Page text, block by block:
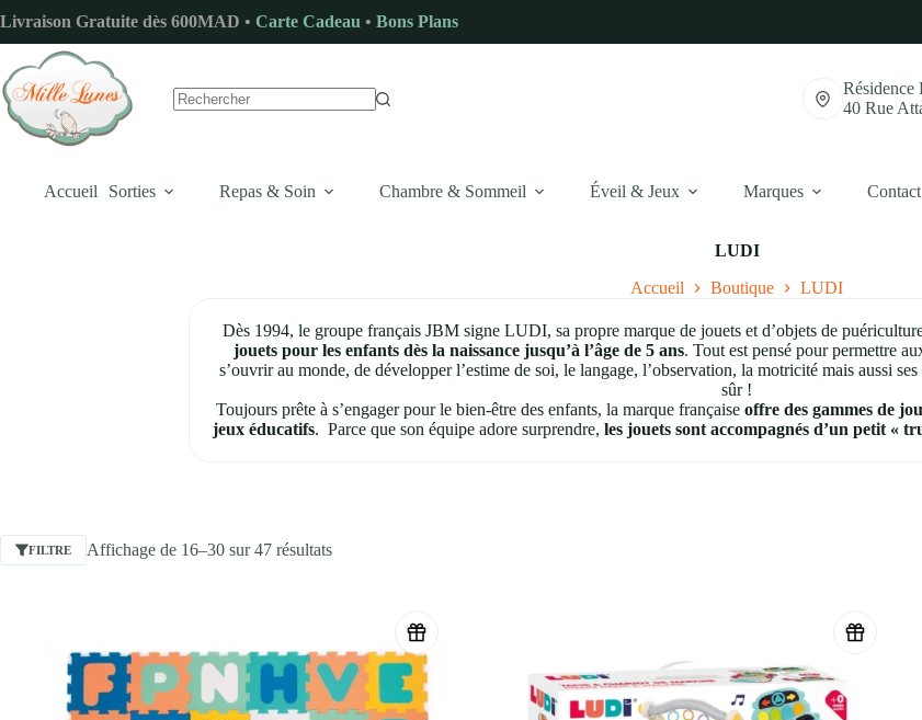
au
contenu
Livraison Gratuite dès 600MAD • Carte Cadeau • Bons Plans
Résidence
40 Rue
Accueil Sorties Repas & Soin Chambre & Sommeil Éveil & Jeux Marques Contact
LUDI
Accueil Boutique LUDI
Dès 1994, le groupe français JBM signe LUDI, sa propre marque de jouets et d’objets de
jouets pour les enfants dès la naissance jusqu’à l’âge de 5 ans. Tout est pensé pour permettre
s’ouvrir au monde, de développer l’estime de soi, le langage, l’observation, la motricité mais aussi
sûr !
Toujours prête à s’engager pour le bien-être des enfants, la marque française offre des gammes de
jeux éducatifs. Parce que son équipe adore surprendre, les jouets sont accompagnés d’un petit «
FILTRE Affichage de 16–30 sur 47 résultats